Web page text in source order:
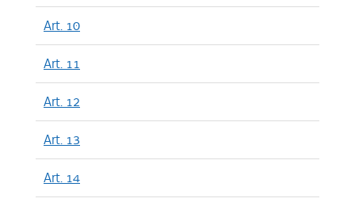
Art. 10
Art. 11
Art. 12
Art. 13
Art. 14